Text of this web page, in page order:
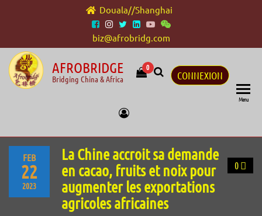
Douala//Shanghai
biz@afrobridg.com
AFROBRIDGE
Bridging China & Africa CONNEXION
0
Menu
FEB
22
2023
0
La Chine accroit sa demande
en cacao, fruits et noix pour
augmenter les exportations
agricoles africaines